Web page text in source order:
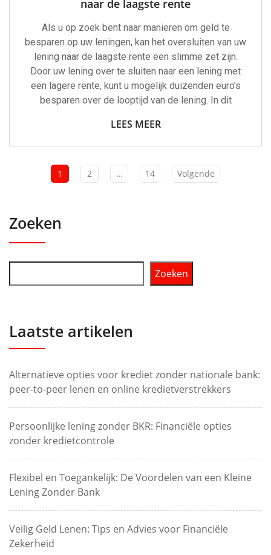
naar de laagste rente
Als u op zoek bent naar manieren om geld te
besparen op uw leningen, kan het oversluiten van uw
lening naar de laagste rente een slimme zet zijn.
Door uw lening over te sluiten naar een lening met
een lagere rente, kunt u mogelijk duizenden euro’s
besparen over de looptijd van de lening. In dit
LEES MEER
1 2 … 14 Volgende
Zoeken
Zoeken
Laatste artikelen
Alternatieve opties voor krediet zonder nationale bank:
peer-to-peer lenen en online kredietverstrekkers
Persoonlijke lening zonder BKR: Financiële opties
zonder kredietcontrole
Flexibel en Toegankelijk: De Voordelen van een Kleine
Lening Zonder Bank
Veilig Geld Lenen: Tips en Advies voor Financiële
Zekerheid